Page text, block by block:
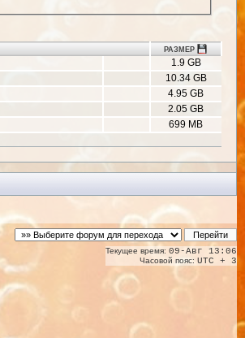
РАЗМЕР
1.9 GB
10.34 GB
4.95 GB
2.05 GB
699 MB
Текущее время: 09-Авг 13:06
Часовой пояс: UTC + 3